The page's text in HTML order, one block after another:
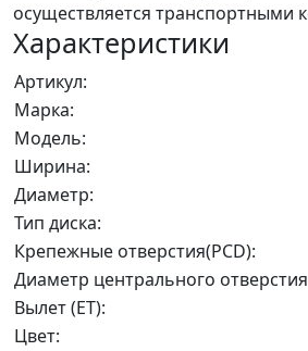
осуществляется транспортными
Характеристики
Артикул:
Марка:
Модель:
Ширина:
Диаметр:
Тип диска:
Крепежные отверстия(PCD):
Диаметр центрального
Вылет (ET):
Цвет: